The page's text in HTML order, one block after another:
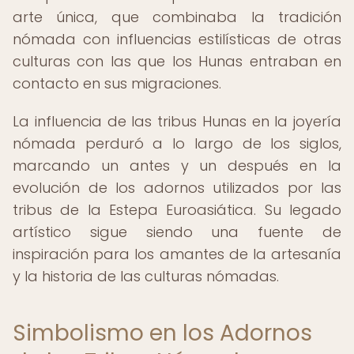
arte única, que combinaba la tradición
nómada con influencias estilísticas de otras
culturas con las que los Hunas entraban en
contacto en sus migraciones.
La influencia de las tribus Hunas en la joyería
nómada perduró a lo largo de los siglos,
marcando un antes y un después en la
evolución de los adornos utilizados por las
tribus de la Estepa Euroasiática. Su legado
artístico sigue siendo una fuente de
inspiración para los amantes de la artesanía
y la historia de las culturas nómadas.
Simbolismo en los Adornos